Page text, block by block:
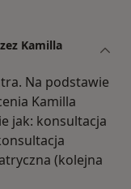
Kamilla
Na podstawie
Kamilla
jak: konsultacja
(kolejna